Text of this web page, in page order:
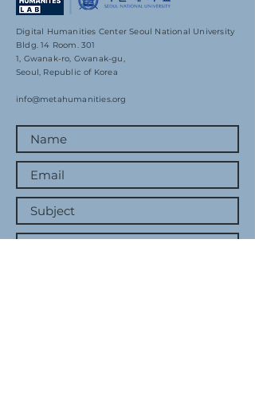
Digital Humanities Center Seoul National University
Bldg. 14 Room. 301
1, Gwanak-ro, Gwanak-gu,
Seoul, Republic of Korea
info@metahumanities.org